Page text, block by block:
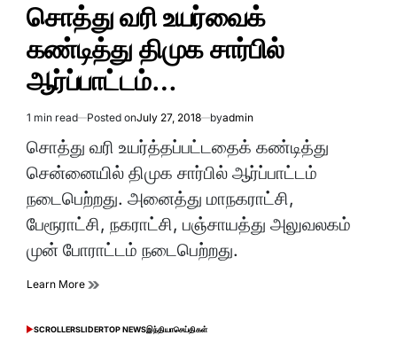
சொத்து வரி உயர்வைக்
கண்டித்து திமுக சார்பில்
ஆர்ப்பாட்டம்…
Estimated
read
time
1 min read Posted onJuly 27, 2018 byadmin
சொத்து வரி உயர்த்தப்பட்டதைக் கண்டித்து
சென்னையில் திமுக சார்பில் ஆர்ப்பாட்டம்
நடைபெற்றது. அனைத்து மாநகராட்சி,
பேரூராட்சி, நகராட்சி, பஞ்சாயத்து அலுவலகம்
முன் போராட்டம் நடைபெற்றது.
Learn More
POSTED
SCROLLERSLIDERTOP NEWSஇந்தியாசெய்திகள்